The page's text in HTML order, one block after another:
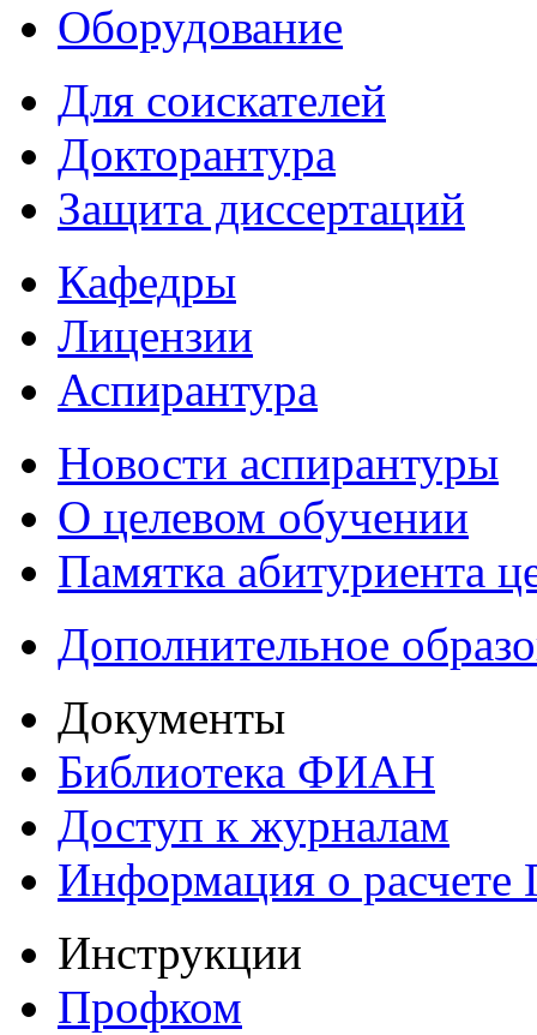
Оборудование
Для соискателей
Докторантура
Защита диссертаций
Кафедры
Лицензии
Аспирантура
Новости аспирантуры
О целевом обучении
Памятка абитуриента
Дополнительное
Документы
Библиотека ФИАН
Доступ к журналам
Информация о
Инструкции
Профком